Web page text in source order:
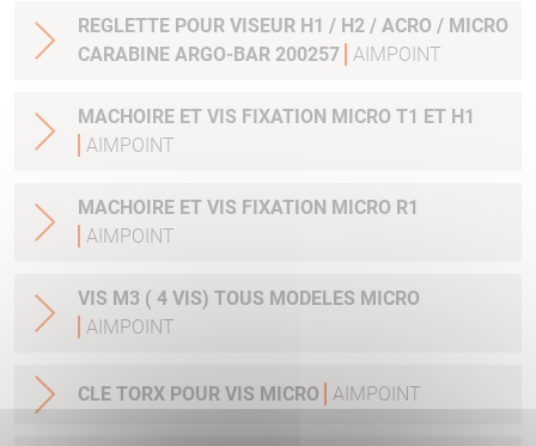
REGLETTE POUR VISEUR H1 / H2 / ACRO / MICRO
CARABINE ARGO-BAR 200257 AIMPOINT
MACHOIRE ET VIS FIXATION MICRO T1 ET H1
AIMPOINT
MACHOIRE ET VIS FIXATION MICRO R1
AIMPOINT
VIS M3 ( 4 VIS) TOUS MODELES MICRO
AIMPOINT
CLE TORX POUR VIS MICRO AIMPOINT